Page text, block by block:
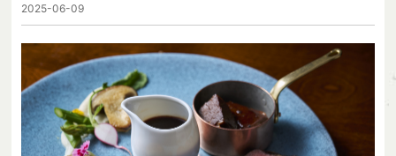
2025-06-09